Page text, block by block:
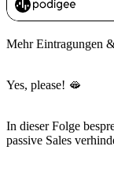
Mehr Eintragungen
Yes, please! 🫦
In dieser Folge
passive Sales